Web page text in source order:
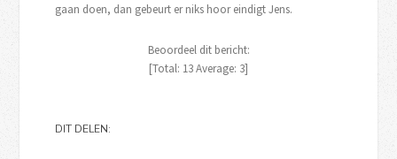
gaan doen, dan gebeurt er niks hoor eindigt Jens.
Beoordeel dit bericht:
[Total: 13Average: 3]
DIT DELEN: